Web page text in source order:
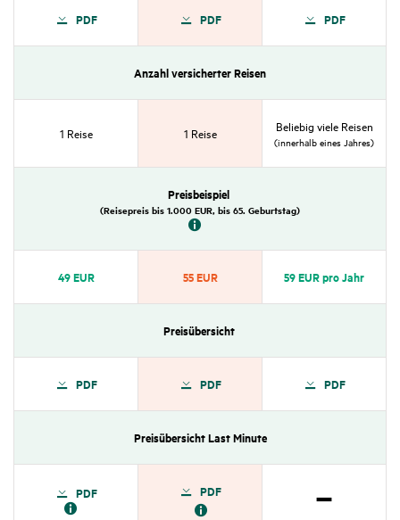
PDF PDF PDF
Anzahl versi­cherter Reisen
1 Reise 1 Reise Beliebig viele Reisen
(inner­halb eines Jahres)
Preis­bei­spiel
(Reise­preis bis 1.000 EUR, bis 65. Geburtstag)
49 EUR 55 EUR 59 EUR pro Jahr
Preis­über­sicht
PDF PDF PDF
Preis­über­sicht Last Minute
PDF PDF